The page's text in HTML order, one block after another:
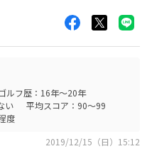
思い通りに近い球とスピ
張っており球を拾ってく
出来ます。
で、#10(P)より長くな
ゴルフ歴：16年～20年
い
平均スコア：90～99
度
2019/12/15（日）15:12